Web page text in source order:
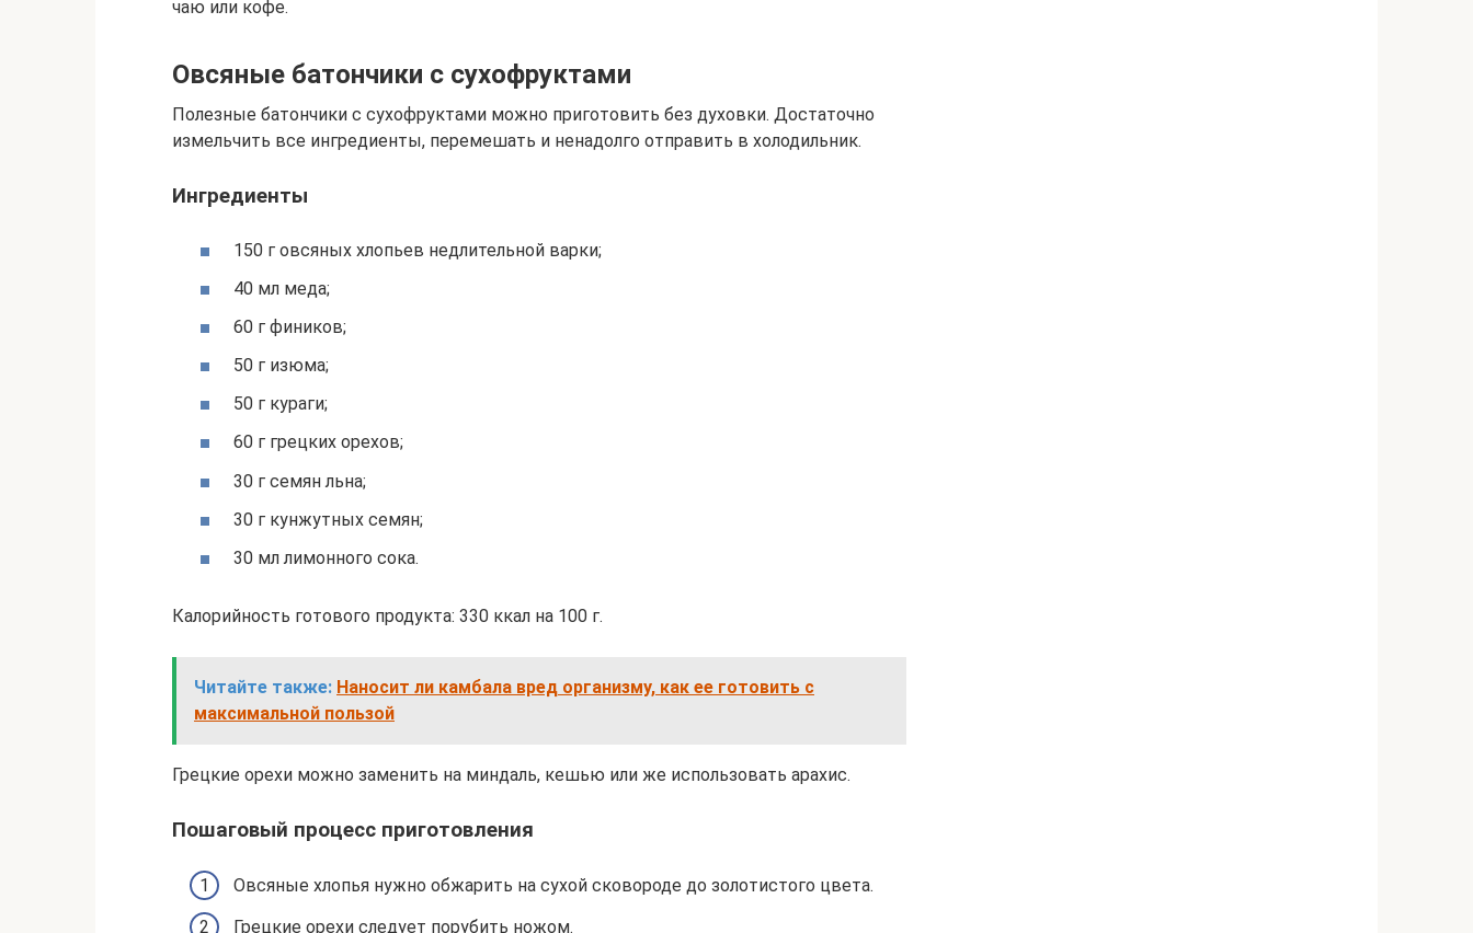
чаю или кофе.
Овсяные батончики с сухофруктами
Полезные батончики с сухофруктами можно приготовить без духовки. Достаточно
измельчить все ингредиенты, перемешать и ненадолго отправить в холодильник.
Ингредиенты
150 г овсяных хлопьев недлительной варки;
40 мл меда;
60 г фиников;
50 г изюма;
50 г кураги;
60 г грецких орехов;
30 г семян льна;
30 г кунжутных семян;
30 мл лимонного сока.
Калорийность готового продукта: 330 ккал на 100 г.
Читайте также: Наносит ли камбала вред организму, как ее готовить с
максимальной пользой
Грецкие орехи можно заменить на миндаль, кешью или же использовать арахис.
Пошаговый процесс приготовления
Овсяные хлопья нужно обжарить на сухой сковороде до золотистого цвета.
Грецкие орехи следует порубить ножом.